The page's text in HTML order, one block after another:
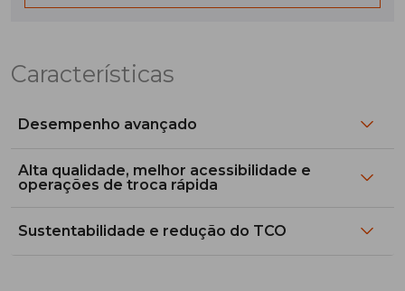
Características
Desempenho avançado
Alta qualidade, melhor acessibilidade e
operações de troca rápida
Sustentabilidade e redução do TCO